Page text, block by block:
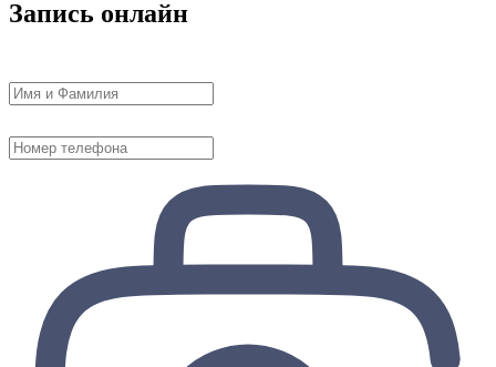
Запись онлайн